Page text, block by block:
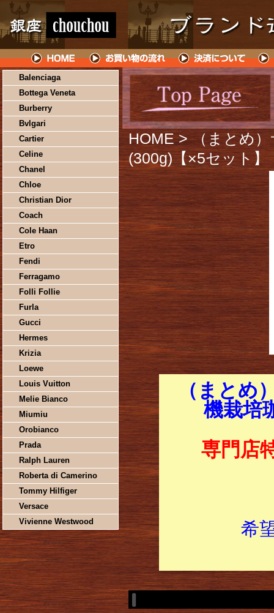
Balenciaga
Bottega Veneta
Burberry
Bvlgari
Cartier
Celine
Chanel
Chloe
Christian Dior
Coach
Cole Haan
Etro
Fendi
Ferragamo
Folli Follie
Furla
Gucci
Hermes
Krizia
Loewe
Louis Vuitton
Melie Bianco
Miumiu
Orobianco
Prada
Ralph Lauren
Roberta di Camerino
Tommy Hilfiger
Versace
Vivienne Westwood
HOME > （まとめ
(300g)【×5セット】
（まとめ
機栽培
専門店
希